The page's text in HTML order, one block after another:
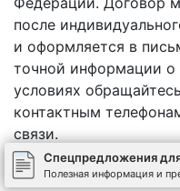
после
и оформляется в
точной информации о
условиях
контактным
связи.
Спецпредложения
Полезная информация и